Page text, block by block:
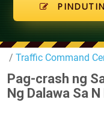
/ Traffic Command
Pag-crash ng
Ng Dalawa Sa